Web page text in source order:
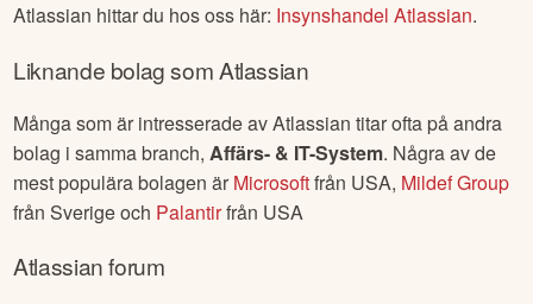
Atlassian hittar du hos oss här: InsynshandelAtlassian.
Liknande bolag somAtlassian
Många som är intresserade avAtlassian titar ofta på andra
bolag i samma branch,Affärs- & IT-System. Några av de
mest populära bolagen är Microsoftfrån USA, Mildef Group
frånSverigeoch Palantirfrån USA
Atlassianforum